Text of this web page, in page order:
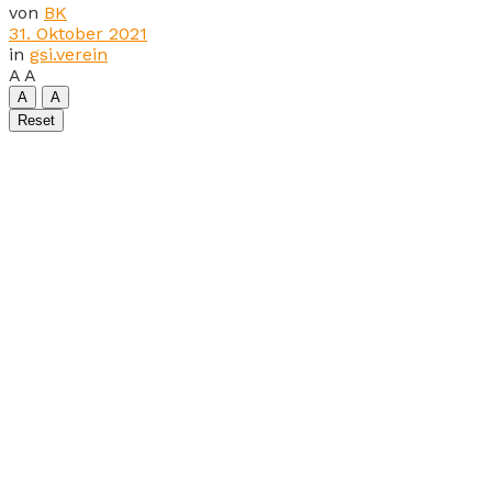
von BK
31. Oktober 2021
in gsi.verein
A A
A
A
Reset